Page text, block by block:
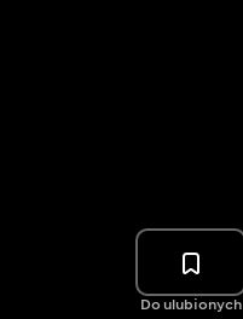
Do ulubionych